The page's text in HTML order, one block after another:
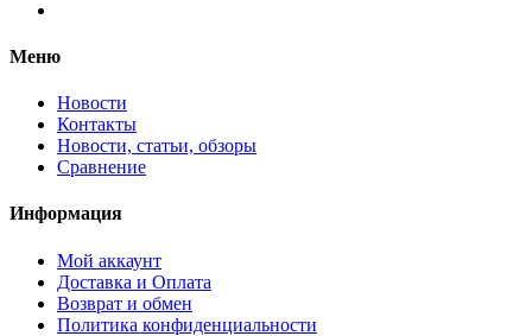
Меню
Новости
Контакты
Новости, статьи, обзоры
Сравнение
Информация
Мой аккаунт
Доставка и Оплата
Возврат и обмен
Политика конфиденциальности